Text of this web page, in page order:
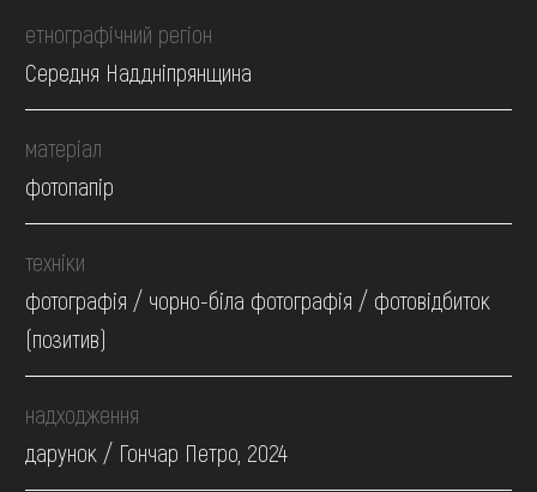
етнографічний регіон
Середня Наддніпрянщина
матеріал
фотопапір
техніки
фотографія / чорно-біла фотографія / фотовідбиток
(позитив)
надходження
дарунок / Гончар Петро, 2024